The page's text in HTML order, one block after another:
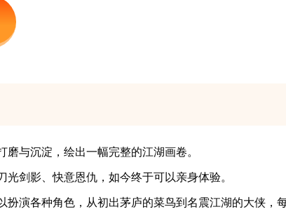
沉淀，绘出一幅完整的江湖画卷。
影、快意恩仇，如今终于可以亲身体验。
各种角色，从初出茅庐的菜鸟到名震江湖的大侠，